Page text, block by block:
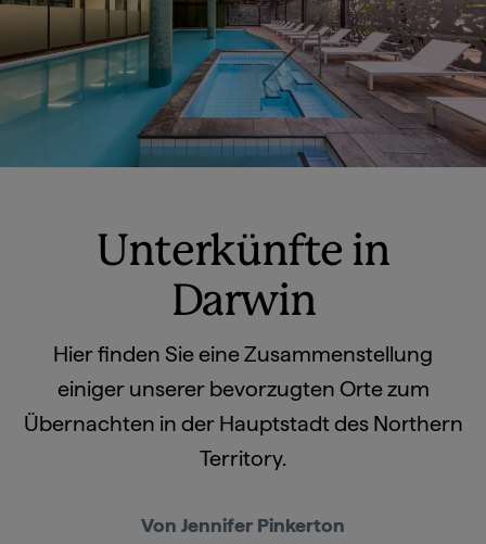
Unterkünfte in
Darwin
Hier finden Sie eine Zusammenstellung
einiger unserer bevorzugten Orte zum
Übernachten in der Hauptstadt des Northern
Territory.
Von Jennifer Pinkerton